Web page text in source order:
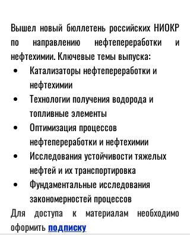
Вышел новый бюллетень российских НИОКР
по направлению нефтепереработки и
нефтехимии. Ключевые темы выпуска:
Катализаторы нефтепереработки и
нефтехимии
Технологии получения водорода и
топливные элементы
Оптимизация процессов
нефтепереработки и нефтехимии
Исследования устойчивости тяжелых
нефтей и их транспортировка
Фундаментальные исследования
закономерностей процессов
Для доступа к материалам необходимо
оформитьподписку